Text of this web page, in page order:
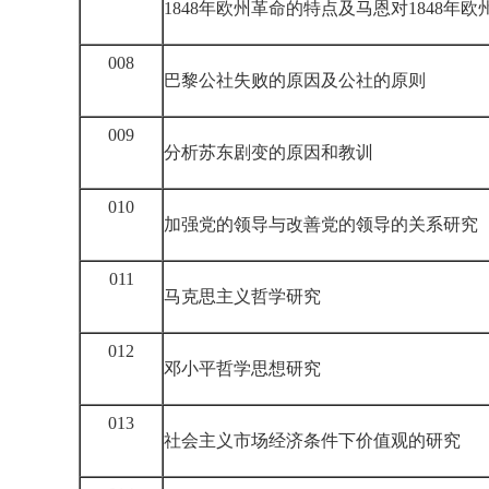
1848年欧州革命的特点及马恩对1848年欧
008
巴黎公社失败的原因及公社的原则
009
分析苏东剧变的原因和教训
010
加强党的领导与改善党的领导的关系研究
011
马克思主义哲学研究
012
邓小平哲学思想研究
013
社会主义市场经济条件下价值观的研究